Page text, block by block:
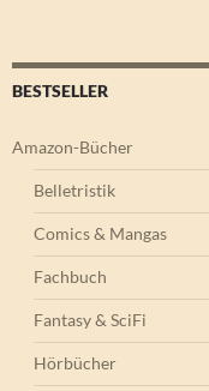
BESTSELLER
Amazon-Bücher
Belletristik
Comics & Mangas
Fachbuch
Fantasy & SciFi
Hörbücher